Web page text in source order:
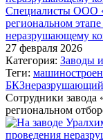
Специалисты ООО
региональном
неразрушающему
27 февраля 2026
Категория: Заводы
Теги:
БКЗ
Сотрудники
региональном